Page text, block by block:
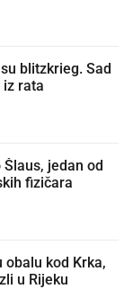
blitzkrieg. Sad
iz rata
jedan od
fizičara
obalu kod Krka,
u Rijeku